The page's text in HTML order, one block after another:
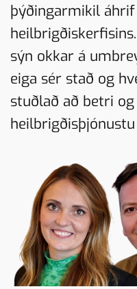
þýðingarmikil
sýn okkar á
eiga sér stað og
stuðlað að betri